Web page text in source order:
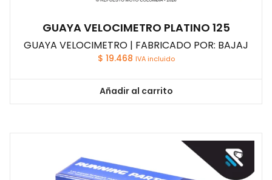
GUAYA VELOCIMETRO PLATINO 125
GUAYA VELOCIMETRO | FABRICADO POR: BAJAJ
$ 19.468 IVA incluido
Añadir al carrito